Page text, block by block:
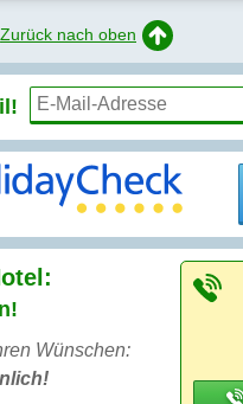
Zurück nach oben
Wünschen: